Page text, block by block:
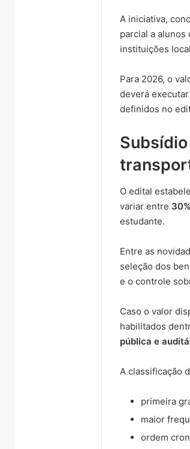
A iniciativa,
parcial a
instituições
Para 2026, o
deverá
definidos no
O edital
variar entre
estudante.
Entre as
seleção dos
e o controle
Caso o valor
habilitados
pública e
A classificação
primeira
maior
ordem